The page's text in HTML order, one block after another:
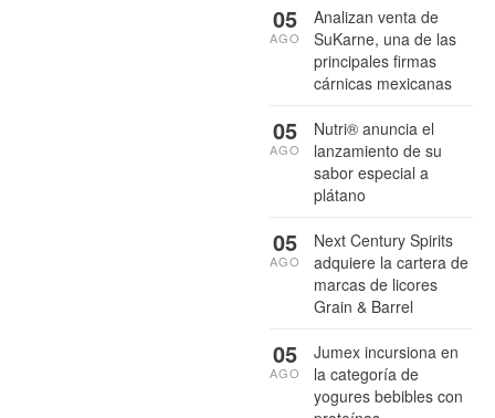
Analizan venta de
SuKarne, una de las
principales firmas
cárnicas mexicanas
05
AGO
Nutri® anuncia el
lanzamiento de su
sabor especial a
plátano
05
AGO
Next Century Spirits
adquiere la cartera de
marcas de licores
Grain & Barrel
05
AGO
Jumex incursiona en
la categoría de
yogures bebibles con
05
AGO